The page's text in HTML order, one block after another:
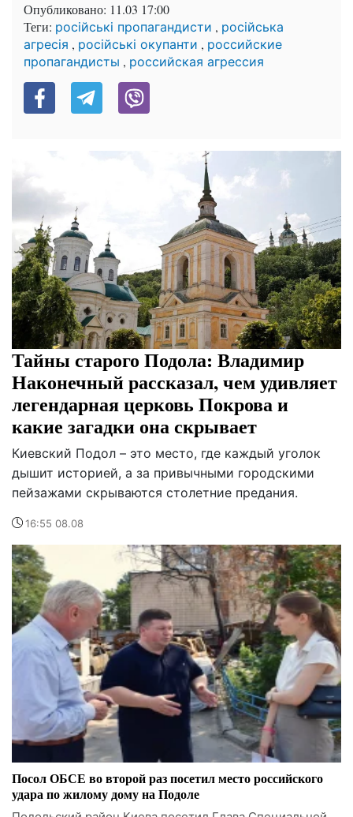
Опубликовано: 11.03 17:00
Теги: російські пропагандисти , російська
агресія , російські окупанти , российские
пропагандисты , российская агрессия
Тайны старого Подола: Владимир
Наконечный рассказал, чем удивляет
легендарная церковь Покрова и
какие загадки она скрывает
Киевский Подол – это место, где каждый уголок
дышит историей, а за привычными городскими
пейзажами скрываются столетние предания.
16:55 08.08
Посол ОБСЕ во второй раз посетил место российского
удара по жилому дому на Подоле